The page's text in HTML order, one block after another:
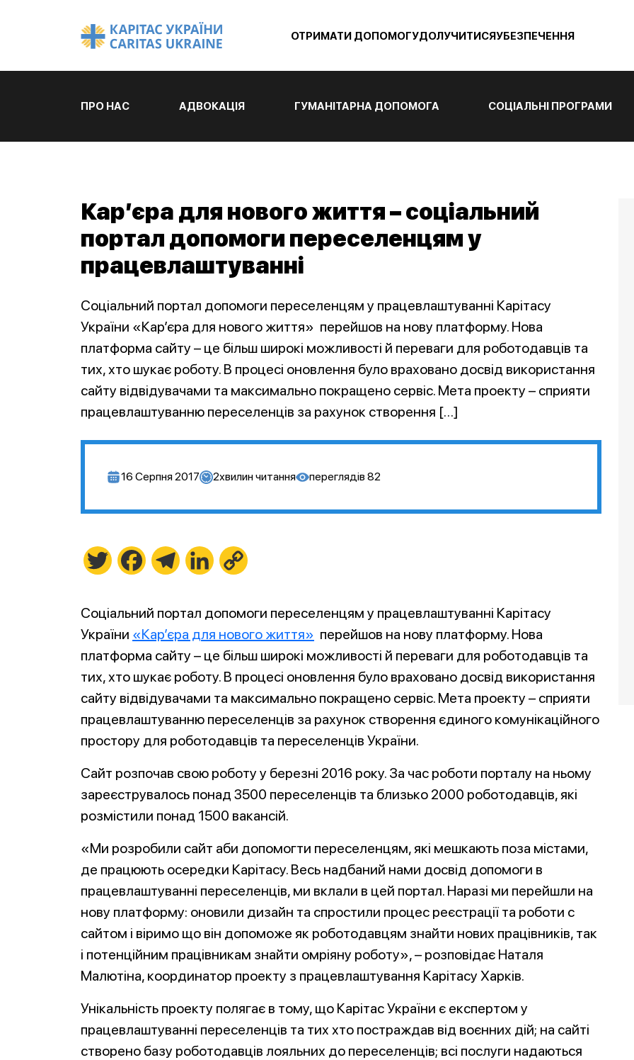
ОТРИМАТИ ДОПОМОГУДОЛУЧИТИСЯУБЕЗПЕЧЕННЯ
ПРО НАС АДВОКАЦІЯ ГУМАНІТАРНА ДОПОМОГА СОЦІАЛЬНІ ПРОГРАМИ
Кар’єра для нового життя – соціальний
портал допомоги переселенцям у
працевлаштуванні
Соціальний портал допомоги переселенцям у працевлаштуванні Карітасу
України «Кар’єра для нового життя» перейшов на нову платформу. Нова
платформа сайту – це більш широкі можливості й переваги для роботодавців та
тих, хто шукає роботу. В процесі оновлення було враховано досвід використання
сайту відвідувачами та максимально покращено сервіс. Мета проекту – сприяти
працевлаштуванню переселенців за рахунок створення […]
16 Серпня 2017 2хвилин читання переглядів 82
Twitter FacebookTelegramLinkedIn
Соціальний портал допомоги переселенцям у працевлаштуванні Карітасу
України «Кар’єра для нового життя» перейшов на нову платформу. Нова
платформа сайту – це більш широкі можливості й переваги для роботодавців та
тих, хто шукає роботу. В процесі оновлення було враховано досвід використання
сайту відвідувачами та максимально покращено сервіс. Мета проекту – сприяти
працевлаштуванню переселенців за рахунок створення єдиного комунікаційного
простору для роботодавців та переселенців України.
Сайт розпочав свою роботу у березні 2016 року. За час роботи порталу на ньому
зареєструвалось понад 3500 переселенців та близько 2000 роботодавців, які
розмістили понад 1500 вакансій.
«Ми розробили сайт аби допомогти переселенцям, які мешкають поза містами,
де працюють осередки Карітасу. Весь надбаний нами досвід допомоги в
працевлаштуванні переселенців, ми вклали в цей портал. Наразі ми перейшли на
нову платформу: оновили дизайн та спростили процес реєстрації та роботи с
сайтом і віримо що він допоможе як роботодавцям знайти нових працівників, так
і потенційним працівникам знайти омріяну роботу», – розповідає Наталя
Малютіна, координатор проекту з працевлаштування Карітасу Харків.
Унікальність проекту полягає в тому, що Карітас України є експертом у
працевлаштуванні переселенців та тих хто постраждав від воєнних дій; на сайті
створено базу роботодавців лояльних до переселенців; всі послуги надаються